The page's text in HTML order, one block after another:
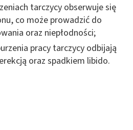
tarczycy obserwuje się
co może prowadzić do
oraz niepłodności;
pracy tarczycy odbijają
oraz spadkiem libido.